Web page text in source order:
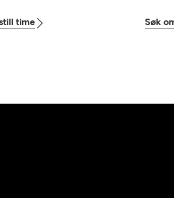
time Søk